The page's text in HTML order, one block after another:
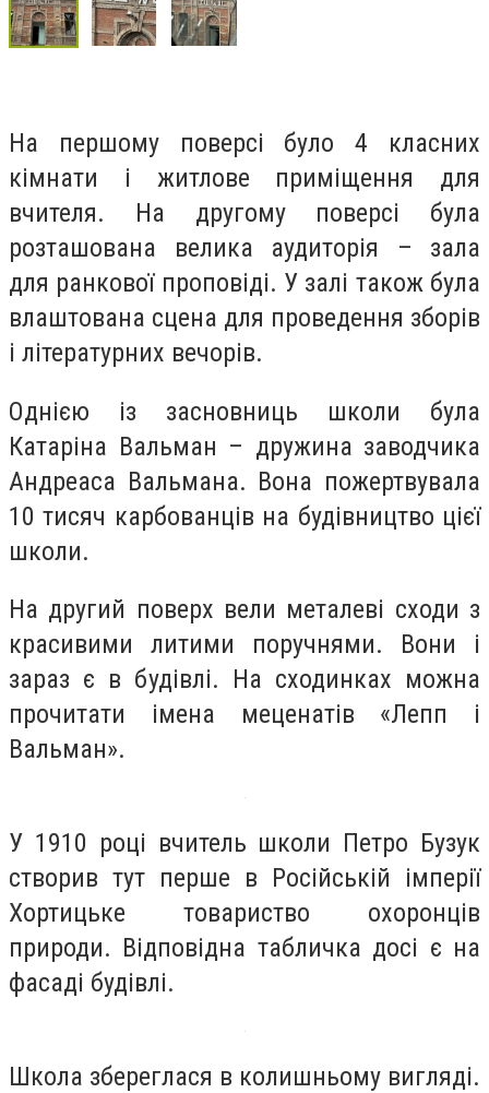
На першому поверсі було 4 класних
кімнати і житлове приміщення для
вчителя. На другому поверсі була
розташована велика аудиторія – зала
для ранкової проповіді. У залі також була
влаштована сцена для проведення зборів
і літературних вечорів.
Однією із засновниць школи була
Катаріна Вальман – дружина заводчика
Андреаса Вальмана. Вона пожертвувала
10 тисяч карбованців на будівництво цієї
школи.
На другий поверх вели металеві сходи з
красивими литими поручнями. Вони і
зараз є в будівлі. На сходинках можна
прочитати імена меценатів «Лепп і
Вальман».
У 1910 році вчитель школи Петро Бузук
створив тут перше в Російській імперії
Хортицьке товариство охоронців
природи. Відповідна табличка досі є на
фасаді будівлі.
Школа збереглася в колишньому вигляді.